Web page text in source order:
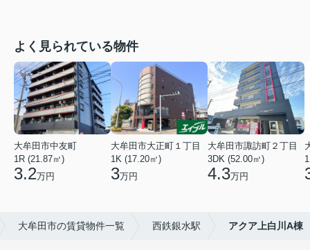
よく見られている物件
大牟田市中友町
1R (21.87㎡)
3.2万円
大牟田市大正町１丁目
1K (17.20㎡)
3万円
大牟田市諏訪町２丁目
3DK (52.00㎡)
4.3万円
大牟田市の賃貸物件一覧 西鉄銀水駅 アクア上白川A棟